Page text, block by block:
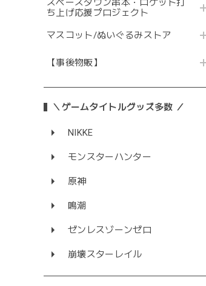
スペースタウン串本・ロケット打
ち上げ応援プロジェクト
マスコット/ぬいぐるみストア
【事後物販】
＼ゲームタイトルグッズ多数 ／
NIKKE
モンスターハンター
原神
鳴潮
ゼンレスゾーンゼロ
崩壊スターレイル